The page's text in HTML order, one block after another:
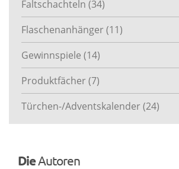
Faltschachteln (34)
Flaschenanhänger(11)
Gewinnspiele (14)
Produktfächer(7)
Türchen-/Adventskalender(24)
DieAutoren